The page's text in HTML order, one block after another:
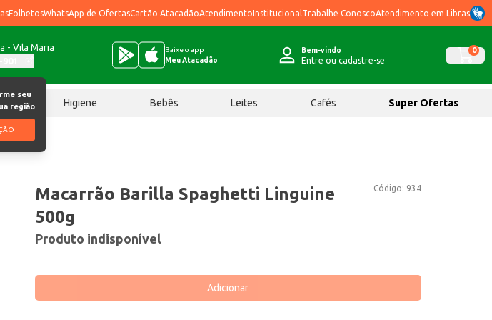
FolhetosWhatsApp de OfertasCartão AtacadãoAtendimentoInstitucional Trabalhe ConoscoAtendimento em Libras
- Vila Maria
seu
região
Baixe o app
Meu Atacadão
Bem-vindo
Entre ou cadastre-se
0
Higiene Bebês Leites Cafés Super Ofertas
Código: 934
Macarrão Barilla Spaghetti Linguine
500g
Produto indisponível
Adicionar